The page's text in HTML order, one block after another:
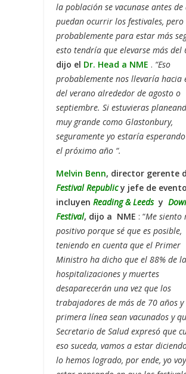
la población se vacunase antes de
puedan ocurrir los festivales, pero
probablemente para estar más
esto tendría que elevarse más del
dijo el Dr. Head a NME . “Eso
probablemente nos llevaría hacia
del verano alrededor de agosto o
septiembre. Si estuvieras
muy grande como Glastonbury,
seguramente yo estaría
el próximo año “.
Melvin Benn, director gerente
Festival Republicy jefe de
incluyen Reading & Leeds y
Festival, dijo a NME : “Me siento
positivo porque sé que es posible,
teniendo en cuenta que el Primer
Ministro ha dicho que el 88% de
hospitalizaciones y muertes
desaparecerán una vez que los
trabajadores de más de 70 años y
primera línea sean vacunados y
Secretario de Salud expresó que
eso suceda, vamos a estar
lo hemos logrado, por ende, yo